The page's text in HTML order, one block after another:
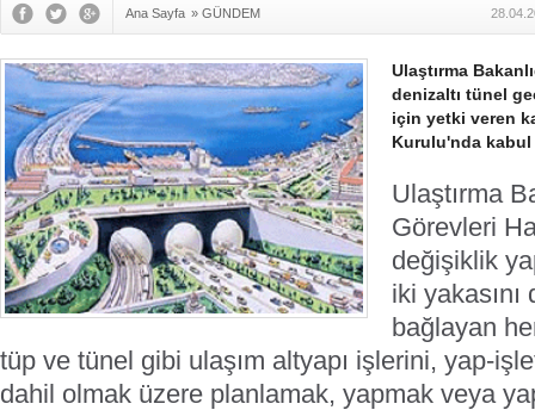
Ana Sayfa » GÜNDEM
Ulaştırma
denizaltı tünel
için yetki veren
Kurulu'nda
Ulaştırma
Görevleri
değişiklik
iki
bağlayan
tüp ve tünel gibi ulaşım altyapı işlerini, yap-
dahil olmak üzere planlamak, yapmak veya